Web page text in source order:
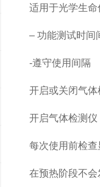
适用于光学生
– 功能测试时间
-遵守使用间隔
开启或关闭气体
开启气体检测仪
每次使用前检
在预热阶段不